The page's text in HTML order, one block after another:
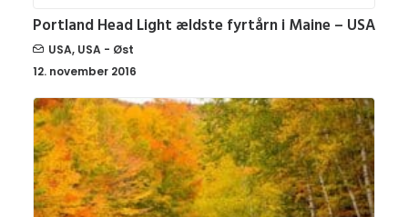
Portland Head Light ældste fyrtårn i Maine – USA
USA, USA - Øst
12. november 2016